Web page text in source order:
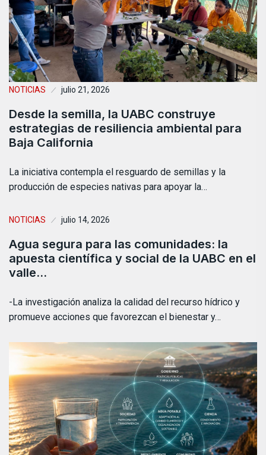
NOTICIAS julio 21, 2026
Desde la semilla, la UABC construye
estrategias de resiliencia ambiental para
Baja California
La iniciativa contempla el resguardo de semillas y la
producción de especies nativas para apoyar la…
NOTICIAS julio 14, 2026
Agua segura para las comunidades: la
apuesta científica y social de la UABC en el
valle…
-La investigación analiza la calidad del recurso hídrico y
promueve acciones que favorezcan el bienestar y…